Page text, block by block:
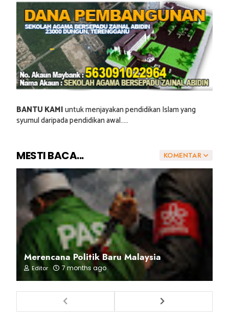
BANTU KAMIuntuk menjayakan pendidikan Islam yang
syumul daripada pendidikan awal.....
KOMENTAR
MESTI BACA...
Merencana Politik Baru Malaysia
Editor 7 months ago